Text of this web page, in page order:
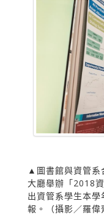
▲圖書館與資管系
大廳舉辦「2018
出資管系學生本
報。（攝影／羅偉